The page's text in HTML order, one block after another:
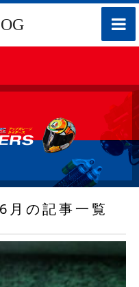
toggle
月の記事一覧